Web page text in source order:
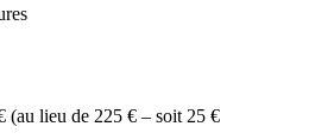
(au lieu de 225 € – soit 25 €